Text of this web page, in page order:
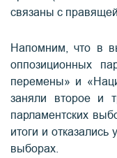
связаны с
Напомним, что в
оппозиционных
перемены» и
заняли второе и
парламентских
итоги и
выборах.